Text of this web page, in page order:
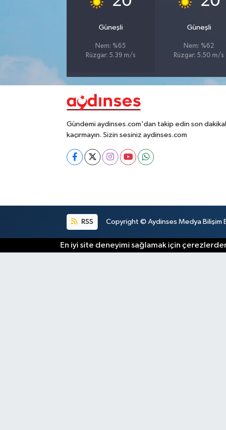
Güneşli
Nem: %65
Rüzgar: 5.39 m/s
Güneşli
Nem: %62
Rüzgar: 5.50 m/s
Gündemi aydinses.com'dan takip edin son
kaçırmayın. Sizin sesiniz aydinses.com
RSS Copyright © Aydinses Medya Bilişim
En iyi site deneyimi sağlamak için